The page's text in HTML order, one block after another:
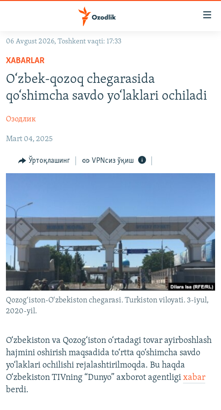
Асосий
навигацияга
ўтинг
Қидиришга
OZODVIDEO
OZODARXIV
На русском
ИЖТИМОИЙ ТАРМОҚЛАР
Озодлик бошқа тилларда
06 Avgust 2026, Toshkent vaqti: 17:33
XABARLAR
O‘zbek-qozoq chegarasida
qo‘shimcha savdo yo‘laklari ochiladi
Озодлик
Mart 04, 2025
Ўртоқлашинг VPNсиз ўқиш
Qozog‘iston-O‘zbekiston chegarasi. Turkiston viloyati. 3-iyul,
2020-yil.
O‘zbekiston va Qozog‘iston o‘rtadagi tovar ayirboshlash
hajmini oshirish maqsadida to‘rtta qo‘shimcha savdo
yo‘laklari ochilishi rejalashtirilmoqda. Bu haqda
O‘zbekiston TIVning “Dunyo” axborot agentligi xabar
berdi.